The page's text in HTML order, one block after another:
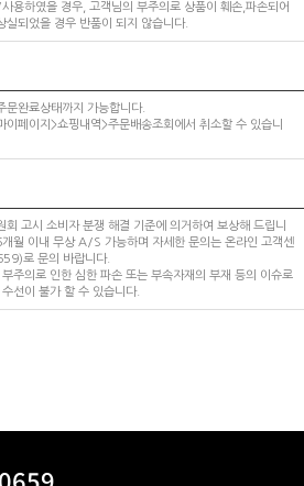
용하였을 경우, 고객님의 부주의로 상품이 훼손,파손되어
실되었을 경우 반품이 되지 않습니다.
문완료상태까지 가능합니다.
이페이지>쇼핑내역>주문배송조회에서 취소할 수 있습니
회 고시 소비자 분쟁 해결 기준에 의거하여 보상해 드립니
월 이내 무상 A/S 가능하며 자세한 문의는 온라인 고객센
로 문의 바랍니다.
주의로 인한 심한 파손 또는 부속자재의 부재 등의 이슈로
선이 불가 할 수 있습니다.